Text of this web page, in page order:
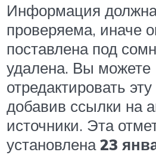
Информация
проверяема, иначе
поставлена под
удалена. Вы можете
отредактировать
добавив ссылки на
источники. Эта
установлена23